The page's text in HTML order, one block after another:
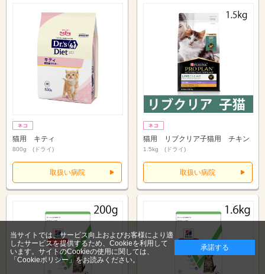
猫用 キティ
800g (ドライ)
取扱い病院
猫用 リブクリア子猫用 チキン
1.5kg (ドライ)
取扱い病院
当サイトでは、サービス向上およびお客様により適
したサービスを提供するため、Cookieを利用して
います。サイトのCookieの使用に関しては、
「Cookieポリシー」をお読みください。
承諾する